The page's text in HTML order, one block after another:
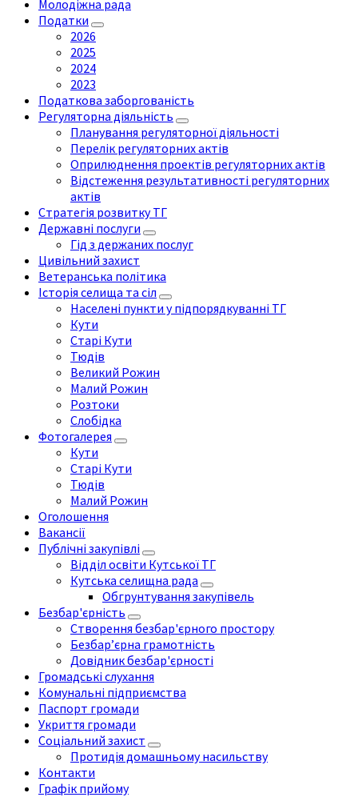
Молодіжна рада
Податки
2026
2025
2024
2023
Податкова заборгованість
Регуляторна діяльність
Планування регуляторної діяльності
Перелік регуляторних актів
Оприлюднення проектів регуляторних актів
Відстеження результативності регуляторних
актів
Стратегія розвитку ТГ
Державні послуги
Гід з держаних послуг
Цивільний захист
Ветеранська політика
Історія селища та сіл
Населені пункти у підпорядкуванні ТГ
Кути
Старі Кути
Тюдів
Великий Рожин
Малий Рожин
Розтоки
Слобідка
Фотогалерея
Кути
Старі Кути
Тюдів
Малий Рожин
Оголошення
Вакансії
Публічні закупівлі
Відділ освіти Кутської ТГ
Кутська селищна рада
Обгрунтування закупівель
Безбар'єрність
Створення безбар'єрного простору
Безбар’єрна грамотність
Довідник безбар'єрності
Громадські слухання
Комунальні підприємства
Паспорт громади
Укриття громади
Соціальний захист
Протидія домашньому насильству
Контакти
Графік прийому